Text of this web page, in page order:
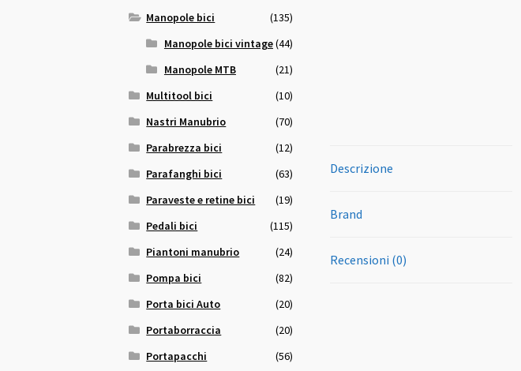
Descrizione
Brand
Recensioni (0)
Manopole bici
(135)
Manopole bici vintage(44)
Manopole MTB
(21)
Multitool bici
(10)
Nastri Manubrio
(70)
Parabrezza bici
(12)
Parafanghi bici
(63)
Paraveste e retine bici
(19)
Pedali bici
(115)
Piantoni manubrio
(24)
Pompa bici
(82)
Porta bici Auto
(20)
Portaborraccia
(20)
Portapacchi
(56)